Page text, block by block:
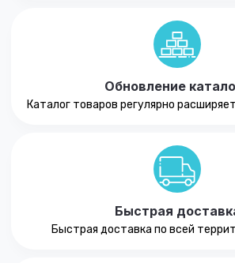
Обновление
Каталог товаров регулярно
Быстрая
Быстрая доставка по всей